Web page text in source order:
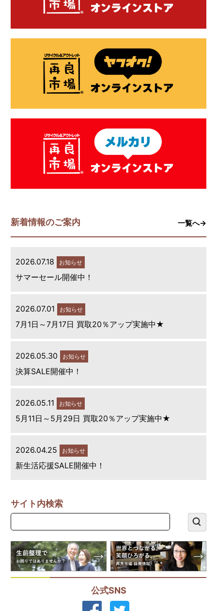
新着情報のご案内 一覧へ→
2026.07.18 お知らせ
サマーセール開催中！
2026.07.01 お知らせ
7月1日～7月17日 買取20％アップ実施中★
2026.05.30 お知らせ
決算SALE開催中！
2026.05.11 お知らせ
5月11日～5月29日 買取20％アップ実施中★
2026.04.25 お知らせ
新生活応援SALE開催中！
サイト内検索
公式SNS